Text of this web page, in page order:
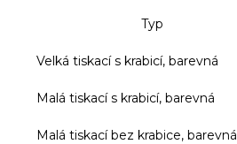
Typ
Velká tiskací s krabicí, barevná
Malá tiskací s krabicí, barevná
Malá tiskací bez krabice, barevná